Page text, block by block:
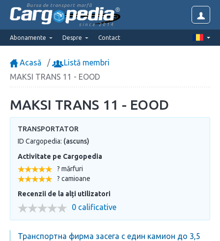
Bursa de transport marfă
since 2014
Abonamente Despre Contact
Acasă
Listă membri
MAKSI TRANS 11 - EOOD
MAKSI TRANS 11 - EOOD
TRANSPORTATOR
ID Cargopedia: (ascuns)
Activitate pe Cargopedia
? mărfuri
? camioane
Recenzii de la alți utilizatori
0 calificative
Транспортна фирма засега с един камион до 3,5